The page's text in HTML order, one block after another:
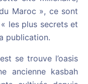
Maroc », ce sont
les plus secrets et
publication.
se trouve l’oasis
ancienne kasbah